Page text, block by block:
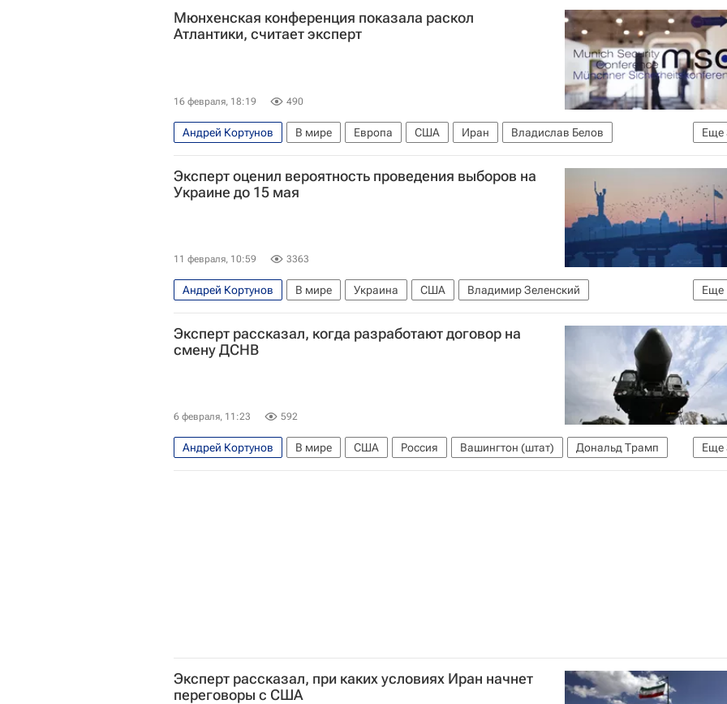
Мюнхенская конференция показала раскол
Атлантики, считает эксперт
16 февраля, 18:19 490
Еще
Андрей Кортунов В мире Европа США Иран
Владислав Белов
Дональд Трамп
Международный дискуссионный клуб "Валдай"
Российская академия наук
Эксперт оценил вероятность проведения выборов на
Украине до 15 мая
11 февраля, 10:59 3363
Еще
Андрей Кортунов В мире Украина США
Владимир Зеленский
Международный дискуссионный клуб "Валдай"
Эксперт рассказал, когда разработают договор на
смену ДСНВ
6 февраля, 11:23 592
Еще
Андрей Кортунов В мире США Россия Вашингтон (штат)
Дональд Трамп
Каролин Левитт
Международный дискуссионный клуб "Валдай" Договор СНВ-3
Эксперт рассказал, при каких условиях Иран начнет
переговоры с США